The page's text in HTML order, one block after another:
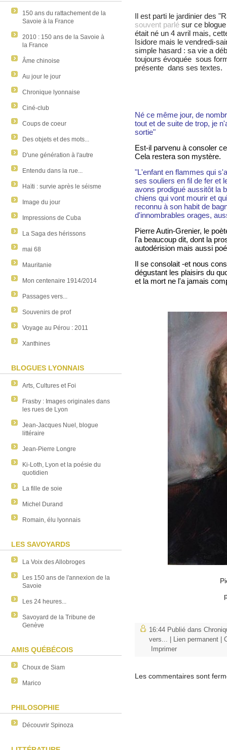
150 ans du rattachement de la
Savoie à la France
2010 : 150 ans de la Savoie à
la France
Âme chinoise
Au jour le jour
Chronique lyonnaise
Ciné-club
Coups de coeur
Des objets et des mots...
D'une génération à l'autre
Entendu dans la rue...
Haïti : survie après le séisme
Image du jour
Impressions de Cuba
La Saga des hérissons
mai 68
Mauritanie
Mon centenaire 1914/2014
Passages vers...
Souvenirs de prof
Voyage au Pérou : 2011
Xanthines
BLOGUES LYONNAIS
Arts, Cultures et Foi
Frasby : Images originales dans
les rues de Lyon
Jean-Jacques Nuel, blogue
littéraire
Jean-Pierre Longre
Ki-Loth, Lyon et la poésie du
quotidien
La fille de soie
Michel Durand
Romain, élu lyonnais
LES SAVOYARDS
La Voix des Allobroges
Les 150 ans de l'annexion de la
Savoie
Les 24 heures...
Savoyard de la Tribune de
Genève
AMIS QUÉBÉCOIS
Choux de Siam
Marico
PHILOSOPHIE
Découvrir Spinoza
Il est parti le jardinier des
souvent parlé sur ce
était né un 4 avril mais,
Isidore mais le vendredi-
simple hasard : sa vie a
toujours évoquée sous
présente dans ses textes.
Né ce même jour, de
tout et de suite de trop, je
sortie"
Est-il parvenu à consoler
Cela restera son mystère.
"L'enfant en flammes qui
ses souliers en fil de fer et
avons prodigué aussitôt la
chiens qui vont mourir et
reconnu à son habit de
d'innombrables orages,
Pierre Autin-Grenier, le
l'a beaucoup dit, dont la
autodérision mais aussi
Il se consolait -et nous
dégustant les plaisirs du
et la mort ne l'a jamais
16:44 Publié dans
vers...
Lien permanent
Imprimer
Les commentaires sont